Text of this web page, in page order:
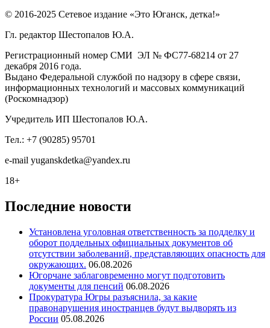
© 2016-2025 Сетевое издание «Это Юганск, детка!»
Гл. редактор Шестопалов Ю.А.
Регистрационный номер СМИ ЭЛ № ФС77-68214 от 27
декабря 2016 года.
Выдано Федеральной службой по надзору в сфере связи,
информационных технологий и массовых коммуникаций
(Роскомнадзор)
Учредитель ИП Шестопалов Ю.А.
Тел.: +7 (90285) 95701
e-mail yuganskdetka@yandex.ru
18+
Последние новости
Установлена уголовная ответственность за подделку и
оборот поддельных официальных документов об
отсутствии заболеваний, представляющих опасность для
окружающих. 06.08.2026
Югорчане заблаговременно могут подготовить
документы для пенсий 06.08.2026
Прокуратура Югры разъяснила, за какие
правонарушения иностранцев будут выдворять из
России 05.08.2026